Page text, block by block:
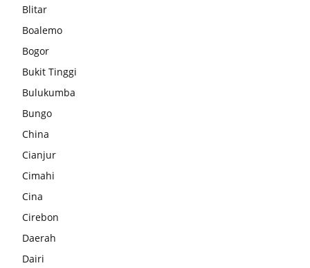
Blitar
Boalemo
Bogor
Bukit Tinggi
Bulukumba
Bungo
China
Cianjur
Cimahi
Cina
Cirebon
Daerah
Dairi